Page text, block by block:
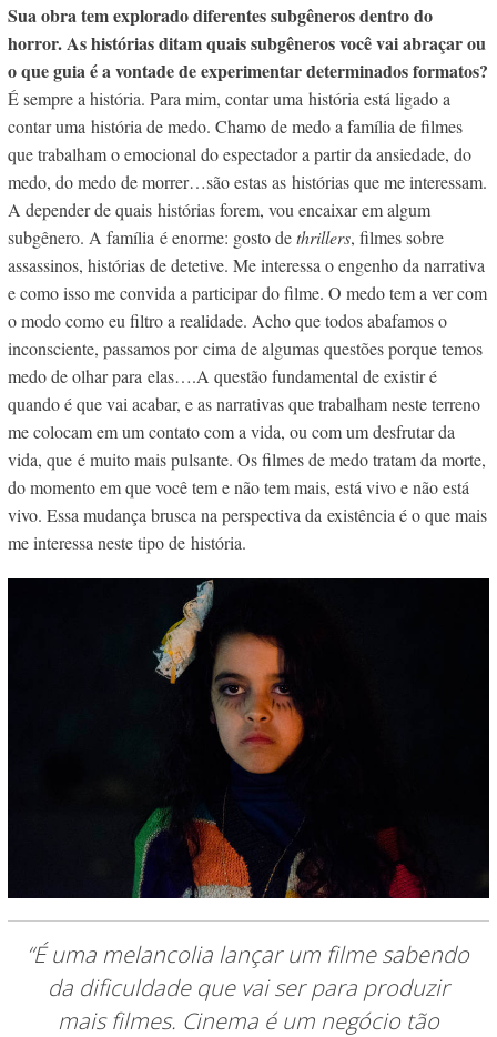
Sua obra tem explorado diferentes subgêneros dentro do
horror. As histórias ditam quais subgêneros você vai abraçar ou
o que guia é a vontade de experimentar determinados formatos?
É sempre a história. Para mim, contar uma história está ligado a
contar uma história de medo. Chamo de medo a família de filmes
que trabalham o emocional do espectador a partir da ansiedade, do
medo, do medo de morrer…são estas as histórias que me interessam.
A depender de quais histórias forem, vou encaixar em algum
subgênero. A família é enorme: gosto dethrillers, filmes sobre
assassinos, histórias de detetive. Me interessa o engenho da narrativa
e como isso me convida a participar do filme. O medo tem a ver com
o modo como eu filtro a realidade. Acho que todos abafamos o
inconsciente, passamos por cima de algumas questões porque temos
medo de olhar para elas….A questão fundamental de existir é
quando é que vai acabar, e as narrativas que trabalham neste terreno
me colocam em um contato com a vida, ou com um desfrutar da
vida, que é muito mais pulsante. Os filmes de medo tratam da morte,
do momento em que você tem e não tem mais, está vivo e não está
vivo. Essa mudança brusca na perspectiva da existência é o que mais
me interessa neste tipo de história.
“É uma melancolia lançar um filme sabendo
da dificuldade que vai ser para produzir
mais filmes. Cinema é um negócio tão